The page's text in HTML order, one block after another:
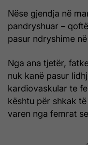
Nëse gjendja në
pandryshuar –
pasur ndryshime
Nga ana tjetër,
nuk kanë pasur
kardiovaskular te
kështu për shkak
varen nga femrat